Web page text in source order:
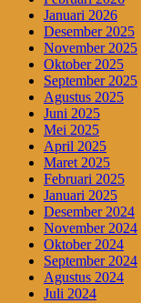
Januari 2026
Desember 2025
November 2025
Oktober 2025
September 2025
Agustus 2025
Juni 2025
Mei 2025
April 2025
Maret 2025
Februari 2025
Januari 2025
Desember 2024
November 2024
Oktober 2024
September 2024
Agustus 2024
Juli 2024